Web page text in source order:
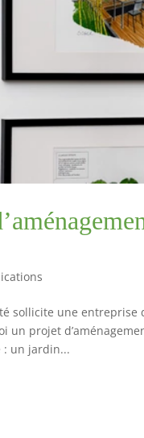
sollicite une
un projet
: un jardin...